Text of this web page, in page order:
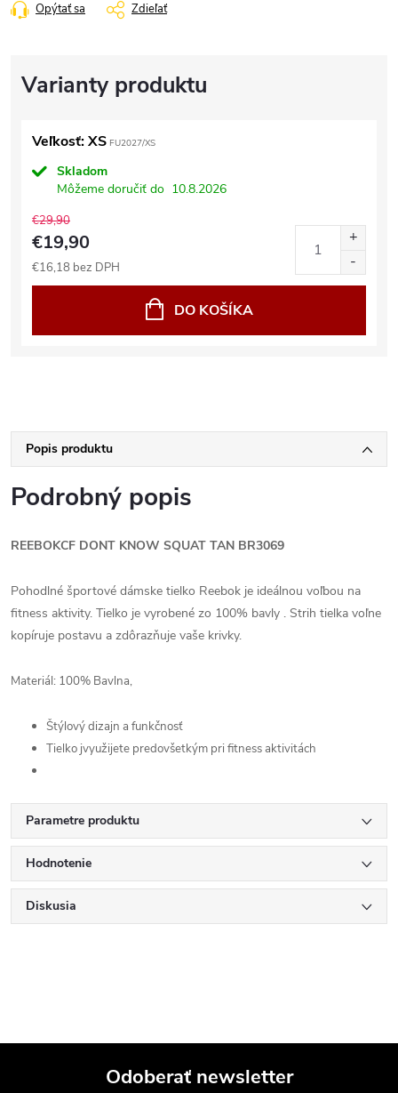
Opýtať sa Zdieľať
Veľkosť: XS FU2027/XS
Skladom
Môžeme doručiť do 10.8.2026
€29,90
€19,90
€16,18 bez DPH
DO KOŠÍKA
Popis produktu
Podrobný popis
REEBOKCF DONT KNOW SQUAT TAN BR3069
Pohodlné športové dámske tielko Reebok je ideálnou voľbou na
fitness aktivity. Tielko je vyrobené zo 100% bavly . Strih tielka voľne
kopíruje postavu a zdôrazňuje vaše krivky.
Materiál: 100% Bavlna,
Štýlový dizajn a funkčnosť
Tielko jvyužijete predovšetkým pri fitness aktivitách
Parametre produktu
Hodnotenie
Diskusia
Odoberať newsletter